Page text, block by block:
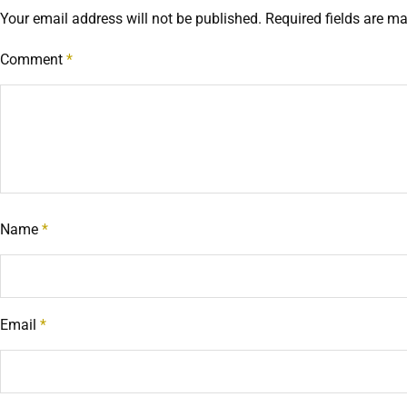
Your email address will not be published. Required fields are
Comment *
Name *
Email *